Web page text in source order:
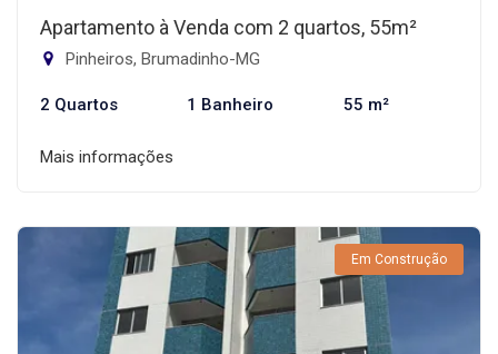
Apartamento à Venda com 2 quartos, 55m²
Pinheiros, Brumadinho-MG
2 Quartos 1 Banheiro 55 m²
Mais informações
Em Construção